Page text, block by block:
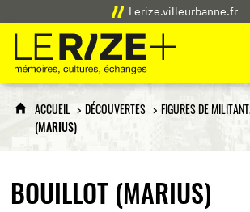
Lerize.villeurbanne.fr
Le Rize+
mémoires, cultures,
ACCUEIL DÉCOUVERTES FIGURES DE
(MARIUS)
BOUILLOT (MARIUS)